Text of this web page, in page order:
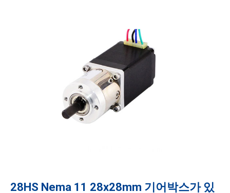
28HS Nema 11 28x28mm 기어박스가 있